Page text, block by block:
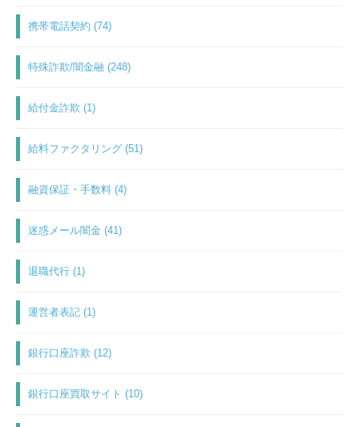
携帯電話契約 (74)
特殊詐欺/闇金融 (248)
給付金詐欺 (1)
給料ファクタリング (51)
融資保証・手数料 (4)
迷惑メール闇金 (41)
退職代行 (1)
運営者表記 (1)
銀行口座詐欺 (12)
銀行口座買取サイト (10)